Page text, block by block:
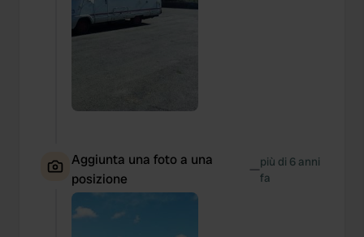
Aggiunta una foto a una
posizione
—più di 6 anni
fa